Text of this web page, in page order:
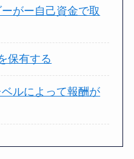
がー自己資金で取
保有する
ルによって報酬が